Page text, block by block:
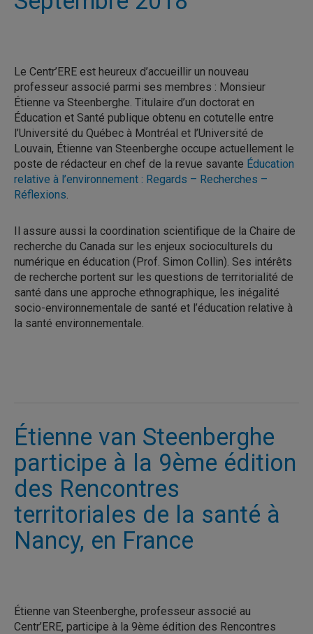
Le Centr’ERE est heureux d’accueillir un nouveau
professeur associé parmi ses membres : Monsieur
Étienne va Steenberghe. Titulaire d’un doctorat en
Éducation et Santé publique obtenu en cotutelle entre
l’Université du Québec à Montréal et l’Université de
Louvain, Étienne van Steenberghe occupe actuellement le
poste de rédacteur en chef de la revue savante Éducation
relative à l’environnement : Regards – Recherches –
Réflexions.
Il assure aussi la coordination scientifique de la Chaire de
recherche du Canada sur les enjeux socioculturels du
numérique en éducation (Prof. Simon Collin). Ses intérêts
de recherche portent sur les questions de territorialité de
santé dans une approche ethnographique, les inégalité
socio-environnementale de santé et l’éducation relative à
la santé environnementale.
Étienne van Steenberghe
participe à la 9ème édition
des Rencontres
territoriales de la santé à
Nancy, en France
Étienne van Steenberghe, professeur associé au
Centr’ERE, participe à la 9ème édition des Rencontres